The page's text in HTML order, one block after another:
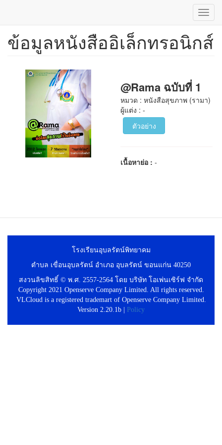
ข้าม
ข้อมูลหนังสืออิเล็กทรอนิกส์
@Rama ฉบับที่ 1
หมวด : หนังสือสุขภาพ (รามา)
ผู้แต่ง : -
ตัวอย่าง
เนื้อหาย่อ :-
โรงเรียนอุบลรัตน์พิทยาคม
ตำบล เขื่อนอุบลรัตน์ อำเภอ อุบลรัตน์ ขอนแก่น 40250
สงวนลิขสิทธิ์ © พ.ศ. 2557-2564 โดย บริษัท โอเพ่นเซิร์ฟ จำกัด
Copyright 2021 Openserve Company Limited. All rights reserved.
VLCloud is a registered trademart of Openserve Company Limited.
Version 2.20.1b |
Policy